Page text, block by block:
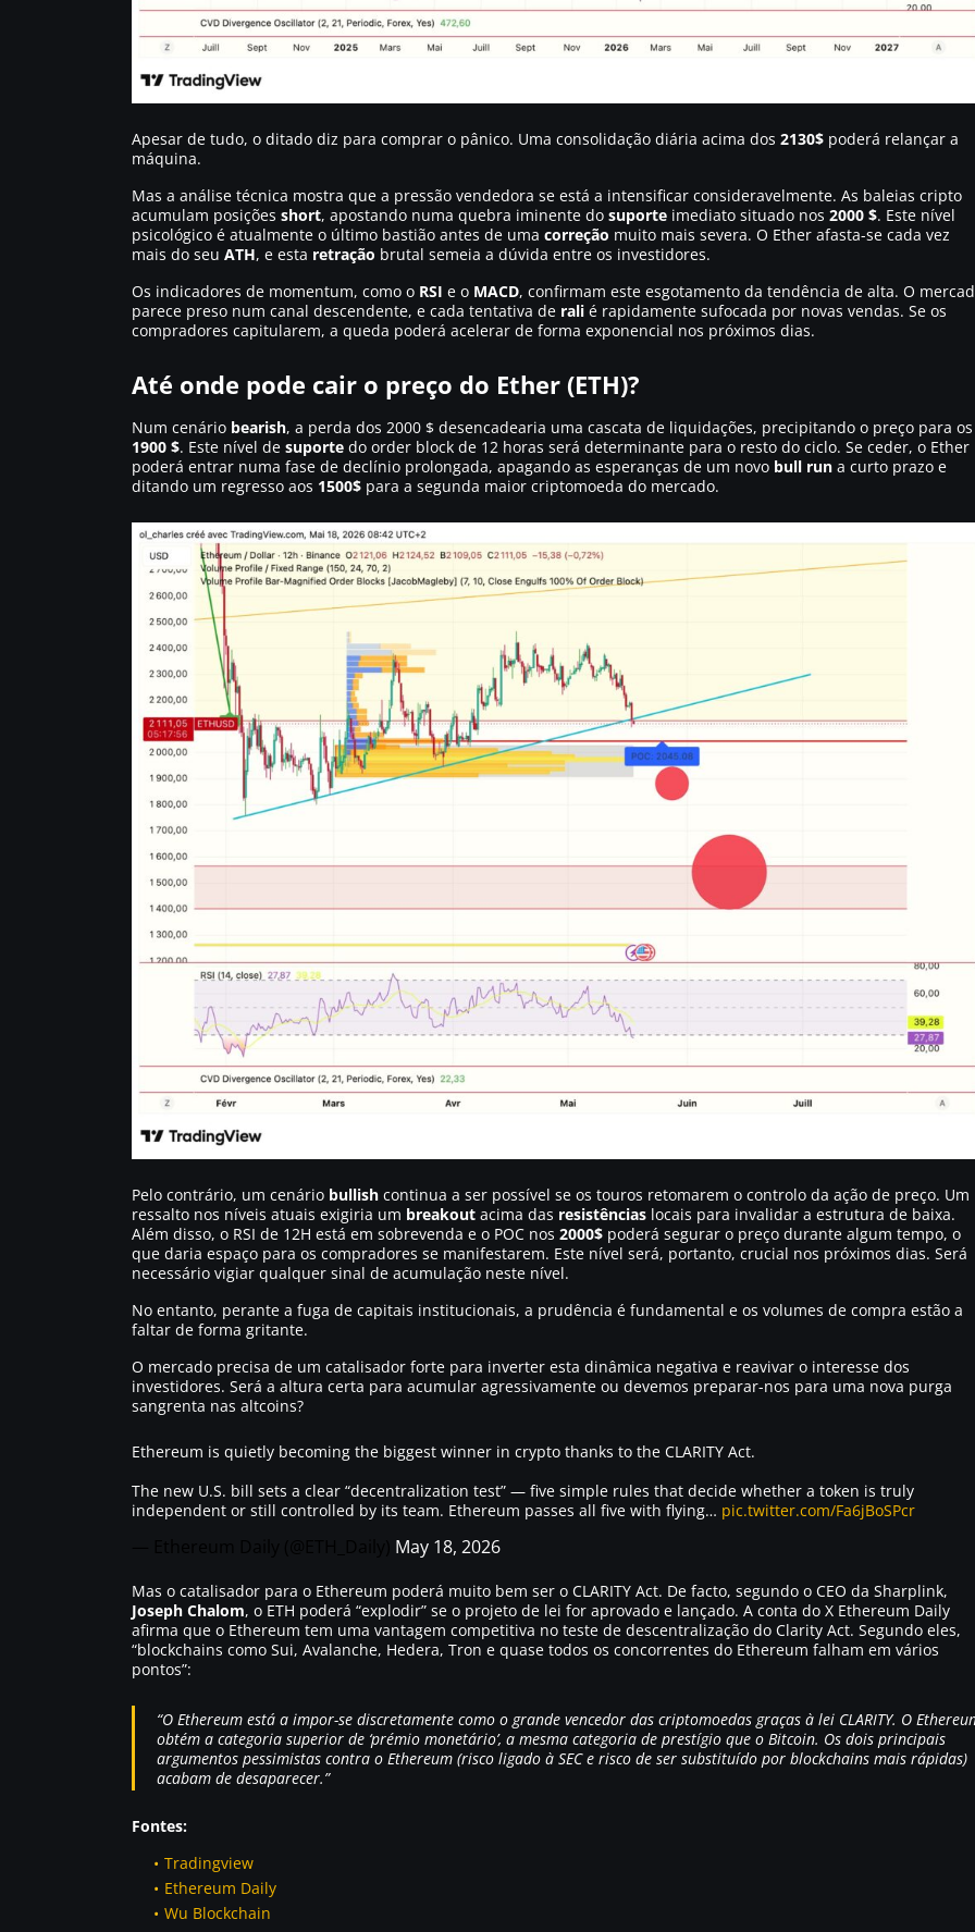
Apesar de tudo, o ditado diz para comprar o pânico. Uma consolidação diária acima dos 2130$ poderá relançar a
máquina.
Mas a análise técnica mostra que a pressão vendedora se está a intensificar consideravelmente. As baleias cripto
acumulam posições short, apostando numa quebra iminente do suporte imediato situado nos 2000 $. Este nível
psicológico é atualmente o último bastião antes de uma correção muito mais severa. O Ether afasta-se cada vez
mais do seu ATH, e esta retração brutal semeia a dúvida entre os investidores.
Os indicadores de momentum, como o RSI e o MACD, confirmam este esgotamento da tendência de alta. O
parece preso num canal descendente, e cada tentativa de rali é rapidamente sufocada por novas vendas. Se os
compradores capitularem, a queda poderá acelerar de forma exponencial nos próximos dias.
Até onde pode cair o preço do Ether (ETH)?
Num cenário bearish, a perda dos 2000 $ desencadearia uma cascata de liquidações, precipitando o preço para os
1900 $. Este nível de suporte do order block de 12 horas será determinante para o resto do ciclo. Se ceder, o Ether
poderá entrar numa fase de declínio prolongada, apagando as esperanças de um novo bull run a curto prazo e
ditando um regresso aos 1500$ para a segunda maior criptomoeda do mercado.
Pelo contrário, um cenário bullish continua a ser possível se os touros retomarem o controlo da ação de preço. Um
ressalto nos níveis atuais exigiria um breakout acima das resistências locais para invalidar a estrutura de baixa.
Além disso, o RSI de 12H está em sobrevenda e o POC nos 2000$ poderá segurar o preço durante algum tempo, o
que daria espaço para os compradores se manifestarem. Este nível será, portanto, crucial nos próximos dias. Será
necessário vigiar qualquer sinal de acumulação neste nível.
No entanto, perante a fuga de capitais institucionais, a prudência é fundamental e os volumes de compra estão a
faltar de forma gritante.
O mercado precisa de um catalisador forte para inverter esta dinâmica negativa e reavivar o interesse dos
investidores. Será a altura certa para acumular agressivamente ou devemos preparar-nos para uma nova purga
sangrenta nas altcoins?
Ethereum is quietly becoming the biggest winner in crypto thanks to the CLARITY Act.
The new U.S. bill sets a clear “decentralization test” — five simple rules that decide whether a token is truly
independent or still controlled by its team. Ethereum passes all five with flying… pic.twitter.com/Fa6jBoSPcr
May 18, 2026
Mas o catalisador para o Ethereum poderá muito bem ser o CLARITY Act. De facto, segundo o CEO da Sharplink,
Joseph Chalom, o ETH poderá “explodir” se o projeto de lei for aprovado e lançado. A conta do X Ethereum Daily
afirma que o Ethereum tem uma vantagem competitiva no teste de descentralização do Clarity Act. Segundo eles,
“blockchains como Sui, Avalanche, Hedera, Tron e quase todos os concorrentes do Ethereum falham em vários
pontos”:
“O Ethereum está a impor-se discretamente como o grande vencedor das criptomoedas graças à lei CLARITY. O
obtém a categoria superior de ‘prémio monetário’, a mesma categoria de prestígio que o Bitcoin. Os dois principais
argumentos pessimistas contra o Ethereum (risco ligado à SEC e risco de ser substituído por blockchains mais rápidas)
acabam de desaparecer.”
Fontes:
Tradingview
Ethereum Daily
Wu Blockchain